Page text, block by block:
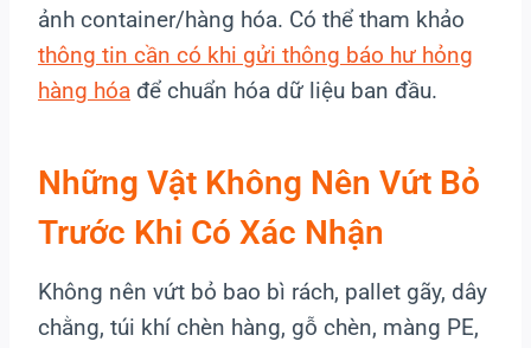
ảnh container/hàng hóa. Có thể tham khảo
thông tin cần có khi gửi thông báo hư hỏng
hàng hóa để chuẩn hóa dữ liệu ban đầu.
Những Vật Không Nên Vứt Bỏ
Trước Khi Có Xác Nhận
Không nên vứt bỏ bao bì rách, pallet gãy, dây
chằng, túi khí chèn hàng, gỗ chèn, màng PE,